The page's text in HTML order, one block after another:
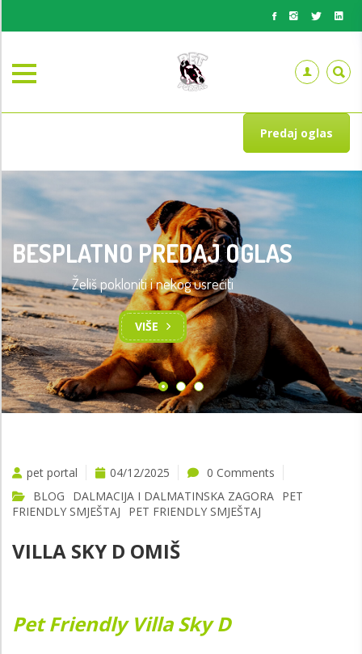
Predaj oglas
BESPLATNO PREDAJ OGLAS
Želiš pokloniti i nekog usrećiti
VIŠE
pet portal 04/12/2025
0 Comments
BLOG
DALMACIJA I DALMATINSKA ZAGORA PET
FRIENDLY SMJEŠTAJ
PET FRIENDLY SMJEŠTAJ
VILLA SKY D OMIŠ
Pet Friendly Villa Sky D